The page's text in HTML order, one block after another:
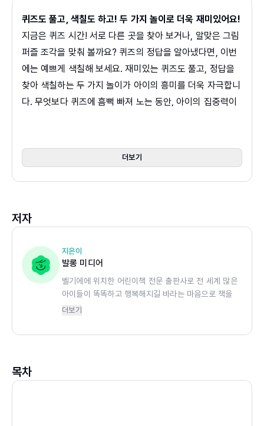
퀴즈도 풀고, 색칠도 하고! 두 가지 놀이로 더욱 재미있어요!
지금은 퀴즈 시간! 서로 다른 곳을 찾아 보거나, 알맞은 그림
퍼즐 조각을 맞춰 볼까요? 퀴즈의 정답을 알아냈다면, 이번
에는 예쁘게 색칠해 보세요. 재미있는 퀴즈도 풀고, 정답을
찾아 색칠하는 두 가지 놀이가 아이의 흥미를 더욱 자극합니
다. 무엇보다 퀴즈에 흠뻑 빠져 노는 동안, 아이의 집중력이
사고력, 관찰력, 공간지각력 등 다양한 두뇌 계발을 도와요!
다양한 놀이 활동은 아이의 두뇌 계발을 도와줘요. 고불고불
미로를 찾으며 사고력이 쑥쑥! 요리조리 퍼즐을 맞추는 동안
마음껏 색칠하고 그리며 창의력이 반짝이게 되지요! 재미있
요!
100가지 놀이를 하며 책과 더욱 친해져요!
1부터 100까지 차근차근 놀이를 따라가며 한 권을 모두 완
성하면 아이는 성취감을 느끼게 돼요. 무엇보다 놀이에 집
중하는 과정을 통해, 책과 친해지는 습관을 가질 수 있게 되
아이가 종이에 그리는 활동이 불편하지 않도록 쫙 펼쳐지는
제본과 둥글게 다듬은 모서리로, 더욱 편안하고 안전한 아이
더보기
저자
지은이
발롱 미디어
벨기에에 위치한 어린이책 전문 출판사로 전 세계 많은
아이들이 똑똑하고 행복해지길 바라는 마음으로 책을
만들고 있습니다. 발롱의 책은 지금까지 72개 언어로
한 두뇌 연습 100> 은 다양한 놀이로 아이들의 두뇌
더보기
목차